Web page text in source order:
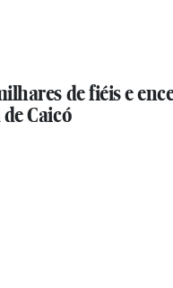
de fiéis e
de Caicó